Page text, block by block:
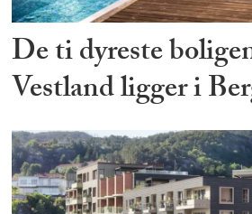
De ti dyreste
Vestland ligger i